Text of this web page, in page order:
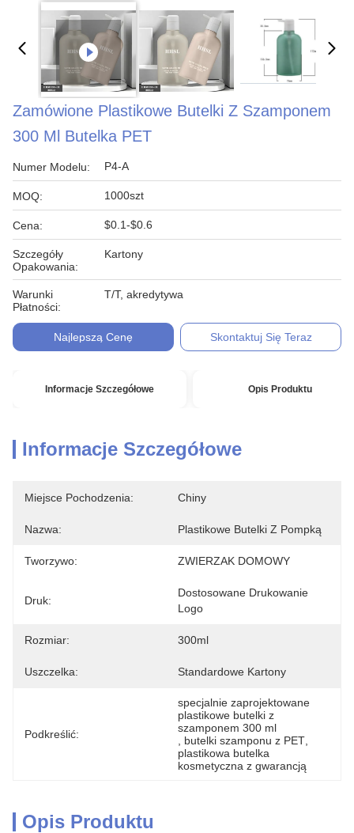
Zamówione Plastikowe Butelki Z Szamponem
300 Ml Butelka PET
Numer Modelu: P4-A
MOQ: 1000szt
Cena: $0.1-$0.6
Szczegóły
Opakowania:
Kartony
Warunki
Płatności:
T/T, akredytywa
Najlepszą Cenę Skontaktuj Się Teraz
Informacje Szczegółowe Opis Produktu
Informacje Szczegółowe
Miejsce Pochodzenia: Chiny
Nazwa: Plastikowe Butelki Z Pompką
Tworzywo: ZWIERZAK DOMOWY
Druk:
Dostosowane Drukowanie
Logo
Rozmiar: 300ml
Uszczelka: Standardowe Kartony
Podkreślić:
specjalnie zaprojektowane
plastikowe butelki z
szamponem 300 ml
butelki szamponu z PET
plastikowa butelka
kosmetyczna z gwarancją
Opis Produktu